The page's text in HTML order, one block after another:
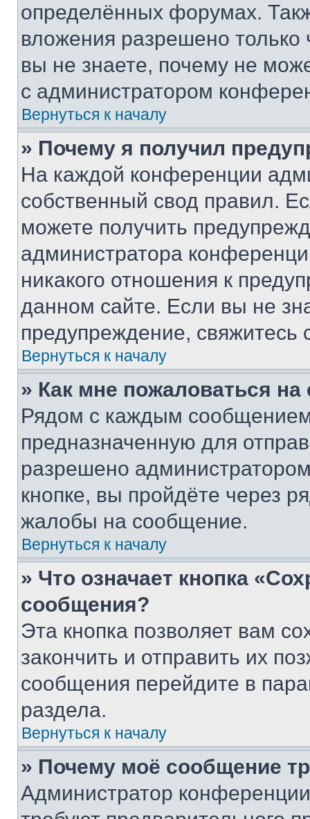
определённых форумах.
вложения разрешено
вы не знаете, почему не
с администратором
Вернуться к началу
» Почему я получил
На каждой конференции
собственный свод правил.
можете получить
администратора
никакого отношения к
данном сайте. Если вы не
предупреждение,
Вернуться к началу
» Как мне пожаловаться
Рядом с каждым сообщением
предназначенную для
разрешено
кнопке, вы пройдёте через
жалобы на сообщение.
Вернуться к началу
» Что означает кнопка
сообщения?
Эта кнопка позволяет вам
закончить и отправить их
сообщения перейдите в
раздела.
Вернуться к началу
» Почему моё сообщение
Администратор